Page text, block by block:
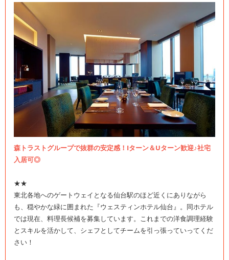
森トラストグループで抜群の安定感！Iターン＆Uターン歓迎♪社宅
入居可◎
★★
東北各地へのゲートウェイとなる仙台駅のほど近くにありながら
も、穏やかな緑に囲まれた『ウェスティンホテル仙台』。同ホテル
では現在、料理長候補を募集しています。これまでの洋食調理経験
とスキルを活かして、シェフとしてチームを引っ張っていってくだ
さい！